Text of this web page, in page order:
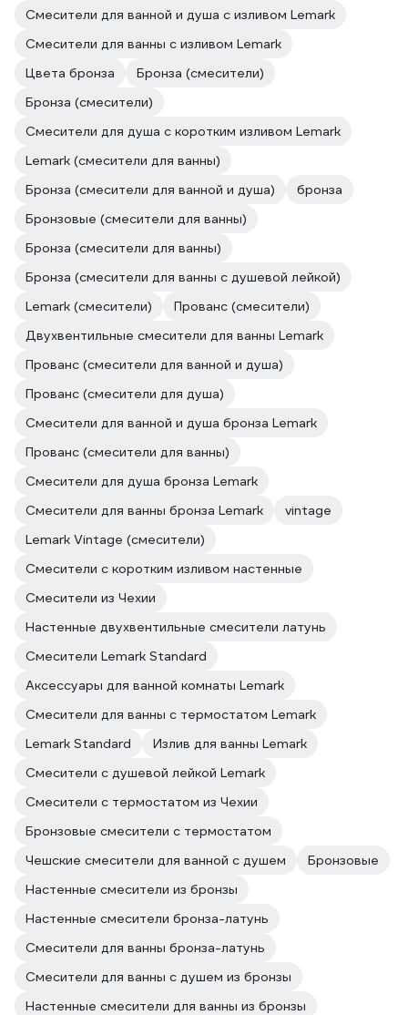
Смесители для ванной и душа с изливом Lemark
Смесители для ванны с изливом Lemark
Цвета бронза
Бронза (смесители)
Бронза (смесители)
Смесители для душа с коротким изливом Lemark
Lemark (смесители для ванны)
Бронза (смесители для ванной и душа)
бронза
Бронзовые (смесители для ванны)
Бронза (смесители для ванны)
Бронза (смесители для ванны с душевой лейкой)
Lemark (смесители)
Прованс (смесители)
Двухвентильные смесители для ванны Lemark
Прованс (смесители для ванной и душа)
Прованс (смесители для душа)
Смесители для ванной и душа бронза Lemark
Прованс (смесители для ванны)
Смесители для душа бронза Lemark
Смесители для ванны бронза Lemark
vintage
Lemark Vintage (смесители)
Смесители с коротким изливом настенные
Смесители из Чехии
Настенные двухвентильные смесители латунь
Смесители Lemark Standard
Аксессуары для ванной комнаты Lemark
Смесители для ванны с термостатом Lemark
Lemark Standard
Излив для ванны Lemark
Смесители с душевой лейкой Lemark
Смесители с термостатом из Чехии
Бронзовые смесители с термостатом
Чешские смесители для ванной с душем
Бронзовые
Настенные смесители из бронзы
Настенные смесители бронза-латунь
Смесители для ванны бронза-латунь
Смесители для ванны с душем из бронзы
Настенные смесители для ванны из бронзы